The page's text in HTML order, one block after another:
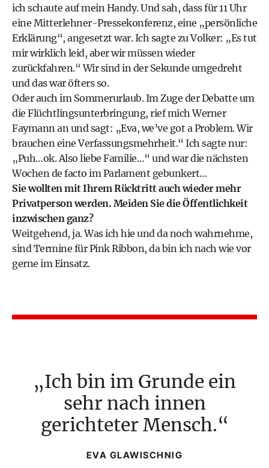
ich schaute auf mein Handy. Und sah, dass für 11 Uhr
eine Mitterlehner-Pressekonferenz, eine „persönliche
Erklärung“, angesetzt war. Ich sagte zu Volker: „Es tut
mir wirklich leid, aber wir müssen wieder
zurückfahren.“ Wir sind in der Sekunde umgedreht
und das war öfters so.
Oder auch im Sommerurlaub. Im Zuge der Debatte um
die Flüchtlingsunterbringung, rief mich Werner
Faymann an und sagt: „Eva, we’ve got a Problem. Wir
brauchen eine Verfassungsmehrheit.“ Ich sagte nur:
„Puh…ok. Also liebe Familie…“ und war die nächsten
Wochen de facto im Parlament gebunkert…
Sie wollten mit Ihrem Rücktritt auch wieder mehr
Privatperson werden. Meiden Sie die Öffentlichkeit
inzwischen ganz?
Weitgehend, ja. Was ich hie und da noch wahrnehme,
sind Termine für Pink Ribbon, da bin ich nach wie vor
gerne im Einsatz.
Ich bin im Grunde ein
sehr nach innen
gerichteter Mensch.
EVA GLAWISCHNIG